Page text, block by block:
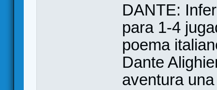
DANTE:
para 1-4
poema
Dante
aventura